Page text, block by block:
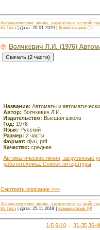
Автоматические линии, загрузочные
lib_bkm | Дата: 20.01.2019 Комментарии (1)
Волчкевич Л.И. (1976)
Название: Автоматы и
Автор: Волчкевич Л.И.
Издательство: Высшая школа
Год: 1976
Язык: Русский
Размер: 2 части
Формат: djvu, pdf
Качество: среднее
Автоматические линии, загрузочные
робототехника: Список литературы
Смотреть описание >>>
Автоматические линии, загрузочные
lib_bkm | Дата: 25.11.2018 Комментарии (0)
1-5 6-10 31-35 36-